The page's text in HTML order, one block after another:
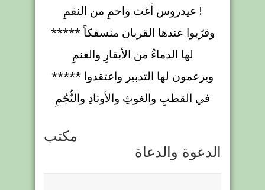
عيدروس أغث واحمِ من النقمِ !
وقرّبوا عندها القربان منسفكاً *****
لها الدماءُ من الأبقارِ والغنمِ
ويزعمون لها التدبير واعتقدوا *****
في القطبِ والغوثِ والأوتادِ والنُّجُمِ
مكتب
الدعوة والدعاة